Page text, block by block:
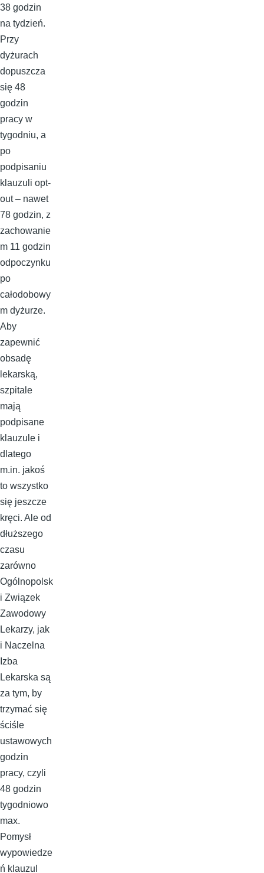
38 godzin
na tydzień.
Przy
dyżurach
dopuszcza
się 48
godzin
pracy w
tygodniu, a
po
podpisaniu
klauzuli opt-
out – nawet
78 godzin, z
zachowanie
m 11 godzin
odpoczynku
po
całodobowy
m dyżurze.
Aby
zapewnić
obsadę
lekarską,
szpitale
mają
podpisane
klauzule i
dlatego
m.in. jakoś
to wszystko
się jeszcze
kręci. Ale od
dłuższego
czasu
zarówno
Ogólnopolsk
i Związek
Zawodowy
Lekarzy, jak
i Naczelna
Izba
Lekarska są
za tym, by
trzymać się
ściśle
ustawowych
godzin
pracy, czyli
48 godzin
tygodniowo
max.
Pomysł
wypowiedze
ń klauzul